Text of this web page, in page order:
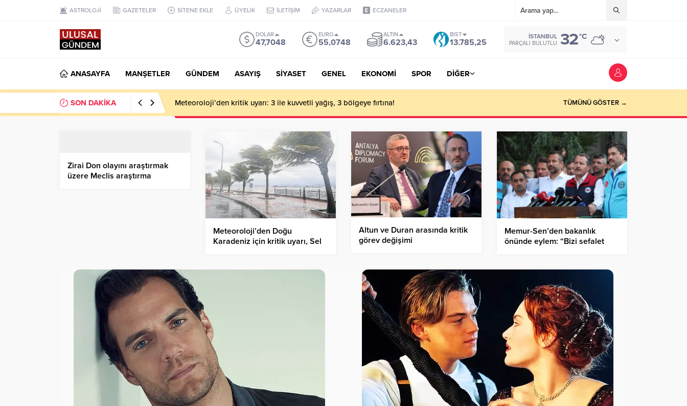
ASTROLOJİ GAZETELER SİTENE EKLE ÜYELİK İLETİŞİM YAZARLAR ECZANELER
DOLAR
47,7048
EURO
55,0748
ALTIN
6.623,43
BIST
13.785,25
İSTANBUL
PARÇALI BULUTLU 32°C
ANASAYFA MANŞETLER GÜNDEM ASAYIŞ SİYASET GENEL EKONOMİ SPOR DİĞER
SON DAKİKA Meteoroloji’den kritik uyarı: 3 ile kuvvetli yağış, 3 bölgeye fırtına! TÜMÜNÜ GÖSTER →
Zirai Don olayını araştırmak
üzere Meclis araştırma
Meteoroloji’den Doğu
Karadeniz için kritik uyarı, Sel
Altun ve Duran arasında kritik
görev değişimi
Memur-Sen’den bakanlık
önünde eylem: “Bizi sefalet